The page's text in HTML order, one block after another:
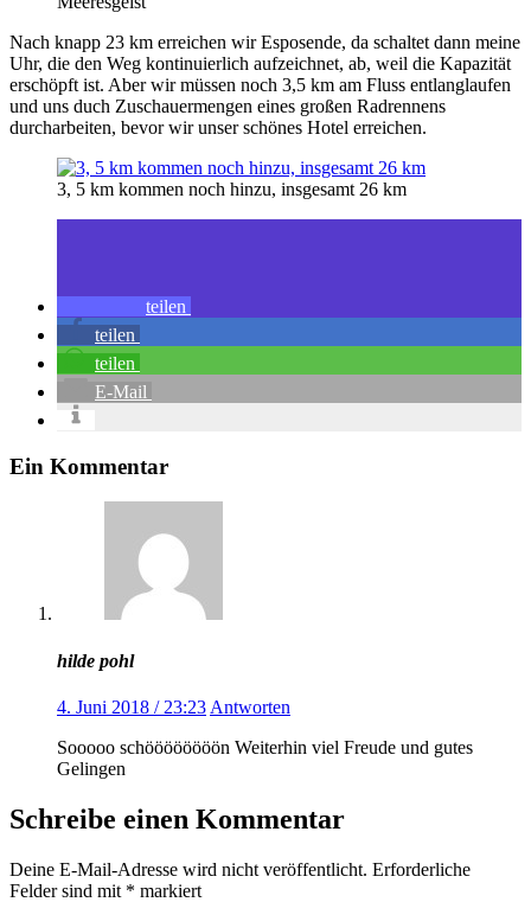
Nach knapp 23 km erreichen wir Esposende, da schaltet dann meine
Uhr, die den Weg kontinuierlich aufzeichnet, ab, weil die Kapazität
erschöpft ist. Aber wir müssen noch 3,5 km am Fluss entlanglaufen
und uns duch Zuschauermengen eines großen Radrennens
durcharbeiten, bevor wir unser schönes Hotel erreichen.
3, 5 km kommen noch hinzu, insgesamt 26 km
teilen
teilen
teilen
E-Mail
Ein Kommentar
hilde pohl
4. Juni 2018 / 23:23 Antworten
Sooooo schöööööööön Weiterhin viel Freude und gutes
Gelingen
Schreibe einen Kommentar
Deine E-Mail-Adresse wird nicht veröffentlicht. Erforderliche
Felder sind mit * markiert